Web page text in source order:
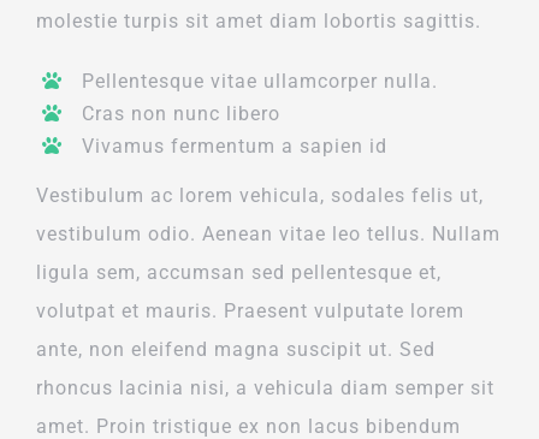
molestie turpis sit amet diam lobortis sagittis.
Pellentesque vitae ullamcorper nulla.
Cras non nunc libero
Vivamus fermentum a sapien id
Vestibulum ac lorem vehicula, sodales felis ut,
vestibulum odio. Aenean vitae leo tellus. Nullam
ligula sem, accumsan sed pellentesque et,
volutpat et mauris. Praesent vulputate lorem
ante, non eleifend magna suscipit ut. Sed
rhoncus lacinia nisi, a vehicula diam semper sit
amet. Proin tristique ex non lacus bibendum